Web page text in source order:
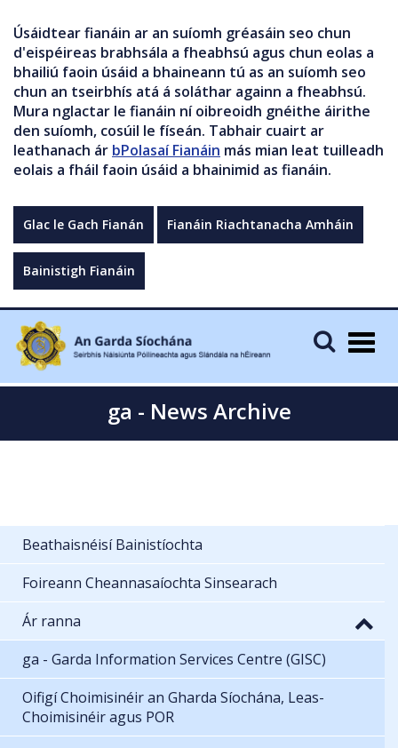
Úsáidtear fianáin ar an suíomh gréasáin seo chun
d'eispéireas brabhsála a fheabhsú agus chun eolas a
bhailiú faoin úsáid a bhaineann tú as an suíomh seo
chun an tseirbhís atá á soláthar againn a fheabhsú.
Mura nglactar le fianáin ní oibreoidh gnéithe áirithe
den suíomh, cosúil le físeán. Tabhair cuairt ar
leathanach ár bPolasaí Fianáin más mian leat tuilleadh
eolais a fháil faoin úsáid a bhainimid as fianáin.
Glac le Gach Fianán Fianáin Riachtanacha Amháin
Bainistigh Fianáin
ga - News Archive
Beathaisnéisí Bainistíochta
Foireann Cheannasaíochta Sinsearach
Ár ranna
ga - Garda Information Services Centre (GISC)
Oifigí Choimisinéir an Gharda Síochána, Leas-
Choimisinéir agus POR